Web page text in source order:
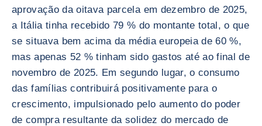
aprovação da oitava parcela em dezembro de 2025,
a Itália tinha recebido 79 % do montante total, o que
se situava bem acima da média europeia de 60 %,
mas apenas 52 % tinham sido gastos até ao final de
novembro de 2025. Em segundo lugar, o consumo
das famílias contribuirá positivamente para o
crescimento, impulsionado pelo aumento do poder
de compra resultante da solidez do mercado de